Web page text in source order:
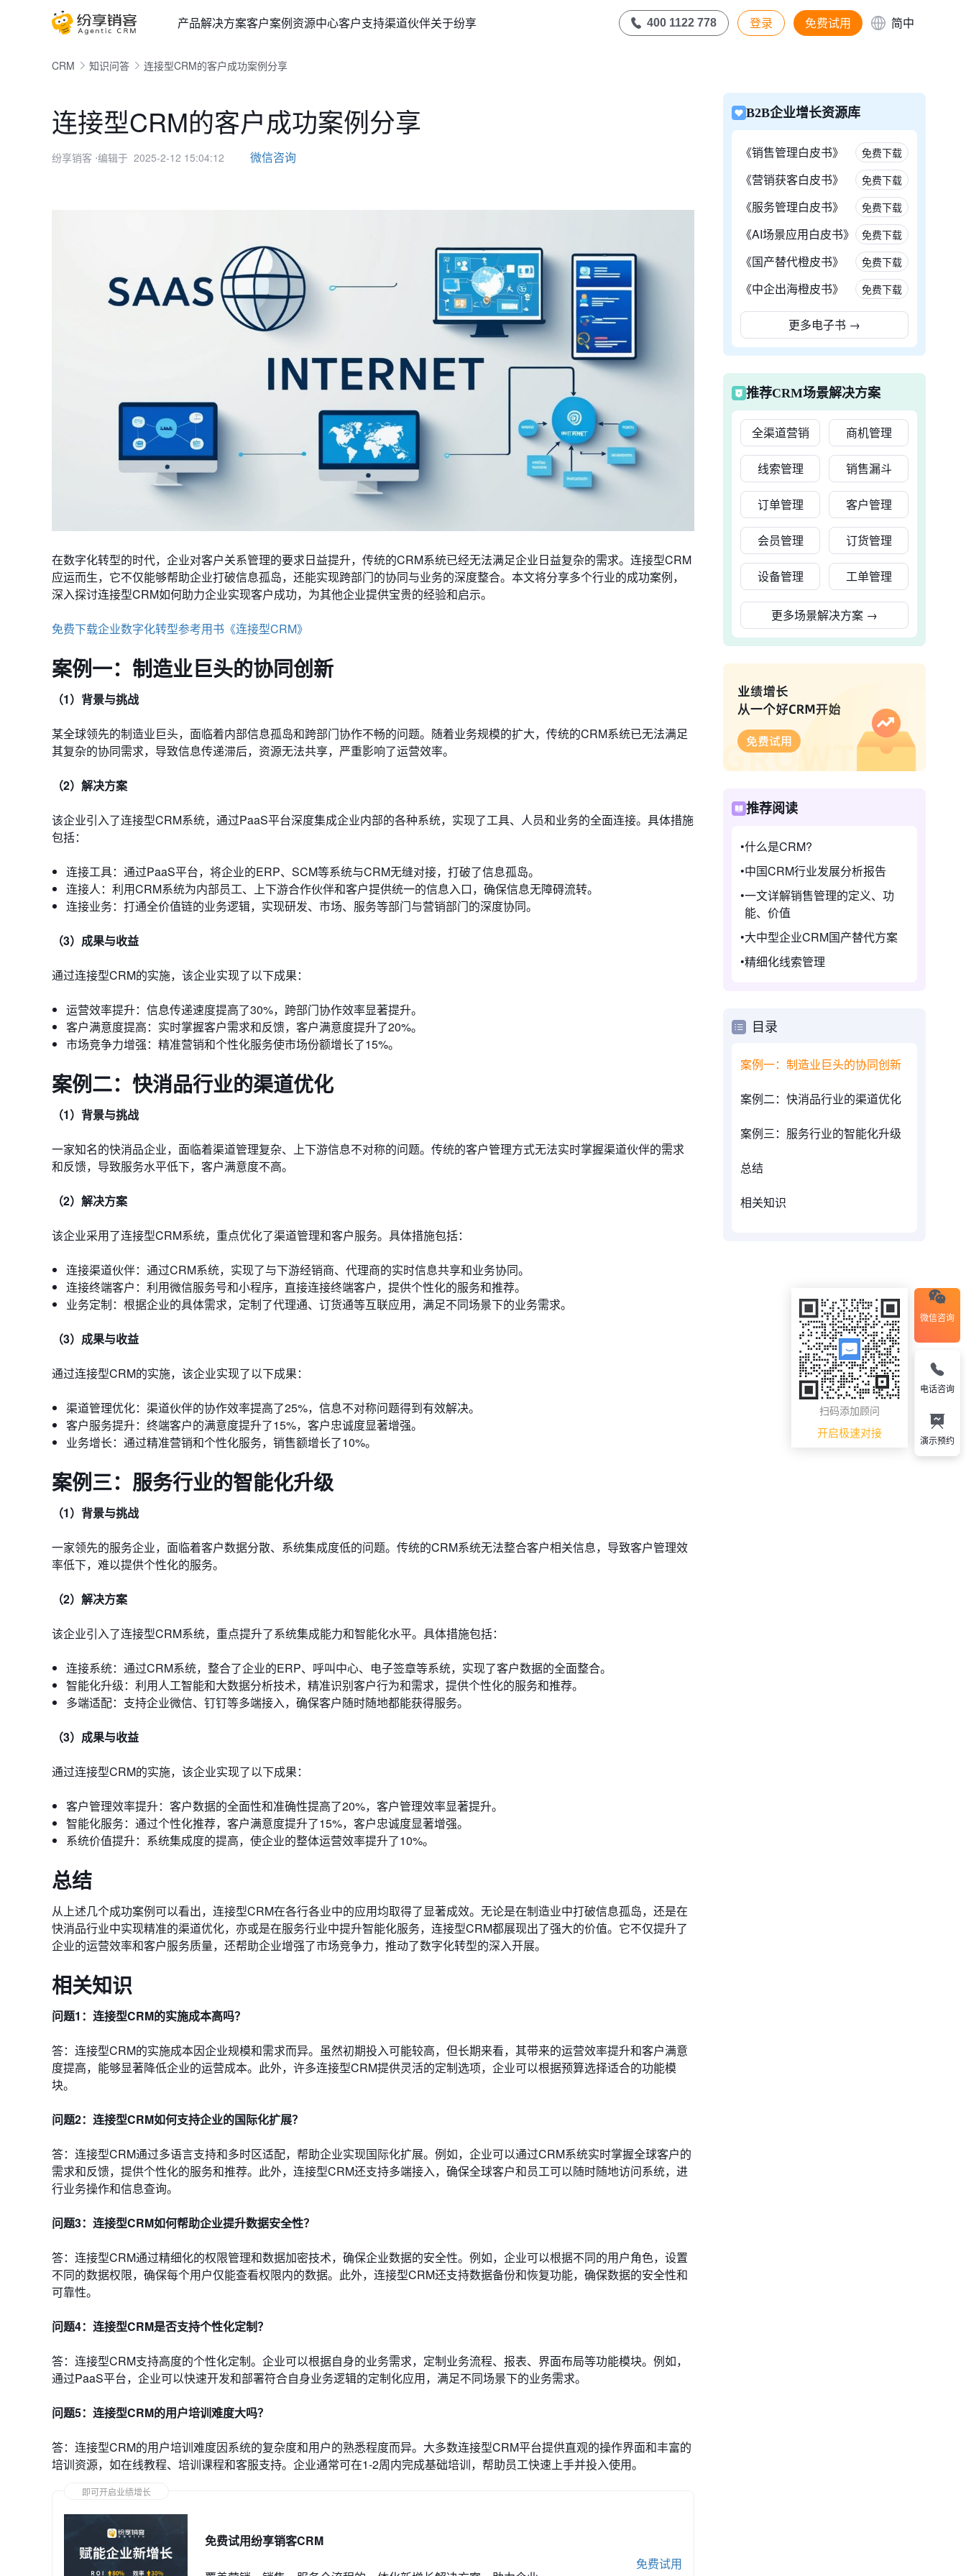
产品解决方案客户案例资源中心客户支持渠道伙伴关于纷享 400 1122 778 登录 免费试用 简中
CRM 知识问答 连接型CRM的客户成功案例分享
连接型CRM的客户成功案例分享
纷享销客 ⋅编辑于 2025-2-12 15:04:12 微信咨询
在数字化转型的时代，企业对客户关系管理的要求日益提升，传统的CRM系统已经无法满足企业日益复杂的需求。连接型CRM
应运而生，它不仅能够帮助企业打破信息孤岛，还能实现跨部门的协同与业务的深度整合。本文将分享多个行业的成功案例，
深入探讨连接型CRM如何助力企业实现客户成功，为其他企业提供宝贵的经验和启示。
免费下载企业数字化转型参考用书《连接型CRM》
案例一：制造业巨头的协同创新
（1）背景与挑战
某全球领先的制造业巨头，面临着内部信息孤岛和跨部门协作不畅的问题。随着业务规模的扩大，传统的CRM系统已无法满足
其复杂的协同需求，导致信息传递滞后，资源无法共享，严重影响了运营效率。
（2）解决方案
该企业引入了连接型CRM系统，通过PaaS平台深度集成企业内部的各种系统，实现了工具、人员和业务的全面连接。具体措施
包括：
连接工具：通过PaaS平台，将企业的ERP、SCM等系统与CRM无缝对接，打破了信息孤岛。
连接人：利用CRM系统为内部员工、上下游合作伙伴和客户提供统一的信息入口，确保信息无障碍流转。
连接业务：打通全价值链的业务逻辑，实现研发、市场、服务等部门与营销部门的深度协同。
（3）成果与收益
通过连接型CRM的实施，该企业实现了以下成果：
运营效率提升：信息传递速度提高了30%，跨部门协作效率显著提升。
客户满意度提高：实时掌握客户需求和反馈，客户满意度提升了20%。
市场竞争力增强：精准营销和个性化服务使市场份额增长了15%。
案例二：快消品行业的渠道优化
（1）背景与挑战
一家知名的快消品企业，面临着渠道管理复杂、上下游信息不对称的问题。传统的客户管理方式无法实时掌握渠道伙伴的需求
和反馈，导致服务水平低下，客户满意度不高。
（2）解决方案
该企业采用了连接型CRM系统，重点优化了渠道管理和客户服务。具体措施包括：
连接渠道伙伴：通过CRM系统，实现了与下游经销商、代理商的实时信息共享和业务协同。
连接终端客户：利用微信服务号和小程序，直接连接终端客户，提供个性化的服务和推荐。
业务定制：根据企业的具体需求，定制了代理通、订货通等互联应用，满足不同场景下的业务需求。
（3）成果与收益
通过连接型CRM的实施，该企业实现了以下成果：
渠道管理优化：渠道伙伴的协作效率提高了25%，信息不对称问题得到有效解决。
客户服务提升：终端客户的满意度提升了15%，客户忠诚度显著增强。
业务增长：通过精准营销和个性化服务，销售额增长了10%。
案例三：服务行业的智能化升级
（1）背景与挑战
一家领先的服务企业，面临着客户数据分散、系统集成度低的问题。传统的CRM系统无法整合客户相关信息，导致客户管理效
率低下，难以提供个性化的服务。
（2）解决方案
该企业引入了连接型CRM系统，重点提升了系统集成能力和智能化水平。具体措施包括：
连接系统：通过CRM系统，整合了企业的ERP、呼叫中心、电子签章等系统，实现了客户数据的全面整合。
智能化升级：利用人工智能和大数据分析技术，精准识别客户行为和需求，提供个性化的服务和推荐。
多端适配：支持企业微信、钉钉等多端接入，确保客户随时随地都能获得服务。
（3）成果与收益
通过连接型CRM的实施，该企业实现了以下成果：
客户管理效率提升：客户数据的全面性和准确性提高了20%，客户管理效率显著提升。
智能化服务：通过个性化推荐，客户满意度提升了15%，客户忠诚度显著增强。
系统价值提升：系统集成度的提高，使企业的整体运营效率提升了10%。
总结
从上述几个成功案例可以看出，连接型CRM在各行各业中的应用均取得了显著成效。无论是在制造业中打破信息孤岛，还是在
快消品行业中实现精准的渠道优化，亦或是在服务行业中提升智能化服务，连接型CRM都展现出了强大的价值。它不仅提升了
企业的运营效率和客户服务质量，还帮助企业增强了市场竞争力，推动了数字化转型的深入开展。
相关知识
问题1：连接型CRM的实施成本高吗？
答：连接型CRM的实施成本因企业规模和需求而异。虽然初期投入可能较高，但长期来看，其带来的运营效率提升和客户满意
度提高，能够显著降低企业的运营成本。此外，许多连接型CRM提供灵活的定制选项，企业可以根据预算选择适合的功能模
块。
问题2：连接型CRM如何支持企业的国际化扩展？
答：连接型CRM通过多语言支持和多时区适配，帮助企业实现国际化扩展。例如，企业可以通过CRM系统实时掌握全球客户的
需求和反馈，提供个性化的服务和推荐。此外，连接型CRM还支持多端接入，确保全球客户和员工可以随时随地访问系统，进
行业务操作和信息查询。
问题3：连接型CRM如何帮助企业提升数据安全性？
答：连接型CRM通过精细化的权限管理和数据加密技术，确保企业数据的安全性。例如，企业可以根据不同的用户角色，设置
不同的数据权限，确保每个用户仅能查看权限内的数据。此外，连接型CRM还支持数据备份和恢复功能，确保数据的安全性和
可靠性。
问题4：连接型CRM是否支持个性化定制？
答：连接型CRM支持高度的个性化定制。企业可以根据自身的业务需求，定制业务流程、报表、界面布局等功能模块。例如，
通过PaaS平台，企业可以快速开发和部署符合自身业务逻辑的定制化应用，满足不同场景下的业务需求。
问题5：连接型CRM的用户培训难度大吗？
答：连接型CRM的用户培训难度因系统的复杂度和用户的熟悉程度而异。大多数连接型CRM平台提供直观的操作界面和丰富的
培训资源，如在线教程、培训课程和客服支持。企业通常可在1-2周内完成基础培训，帮助员工快速上手并投入使用。
即可开启业绩增长
免费试用纷享销客CRM
免费试用
B2B企业增长资源库
《销售管理白皮书》 免费下载
《营销获客白皮书》 免费下载
《服务管理白皮书》 免费下载
《AI场景应用白皮书》 免费下载
《国产替代橙皮书》 免费下载
《中企出海橙皮书》 免费下载
更多电子书 →
推荐CRM场景解决方案
全渠道营销 商机管理
线索管理 销售漏斗
订单管理 客户管理
会员管理 订货管理
设备管理 工单管理
更多场景解决方案 →
推荐阅读
什么是CRM?
中国CRM行业发展分析报告
一文详解销售管理的定义、功
能、价值
大中型企业CRM国产替代方案
精细化线索管理
目录
案例一：制造业巨头的协同创新
案例二：快消品行业的渠道优化
案例三：服务行业的智能化升级
总结
相关知识
微信咨询
扫码添加顾问
开启极速对接
电话咨询
演示预约